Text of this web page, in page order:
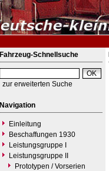
Fahrzeug-Schnellsuche
zur erweiterten Suche
Navigation
Einleitung
Beschaffungen 1930
Leistungsgruppe I
Leistungsgruppe II
Prototypen / Vorserien